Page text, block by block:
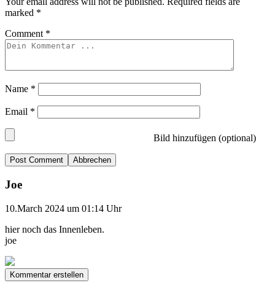
marked *
Comment *
Name *
Email *
Bild hinzufügen (optional)
Abbrechen
Joe
10.March 2024 um 01:14 Uhr
hier noch das Innenleben.
joe
Kommentar erstellen